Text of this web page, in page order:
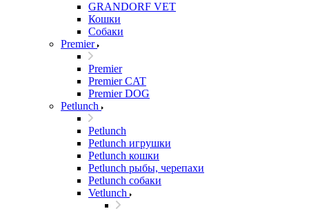
GRANDORF VET
Кошки
Собаки
Premier
Premier
Premier CAT
Premier DOG
Petlunch
Petlunch
Petlunch игрушки
Petlunch кошки
Petlunch рыбы, черепахи
Petlunch собаки
Vetlunch